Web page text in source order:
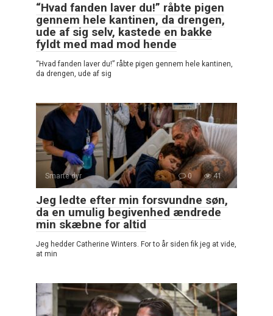
“Hvad fanden laver du!” råbte pigen
gennem hele kantinen, da drengen,
ude af sig selv, kastede en bakke
fyldt med mad mod hende
“Hvad fanden laver du!” råbte pigen gennem hele kantinen,
da drengen, ude af sig
Smarte dyr 0 41
Jeg ledte efter min forsvundne søn,
da en umulig begivenhed ændrede
min skæbne for altid
Jeg hedder Catherine Winters. For to år siden fik jeg at vide,
at min